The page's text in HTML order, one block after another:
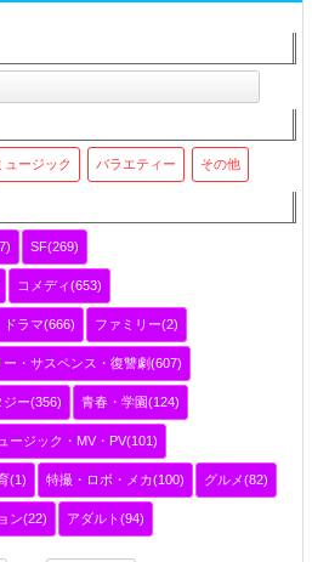
ュージック バラエティー その他
SF(269)
コメディ(653)
ドラマ(666) ファミリー(2)
ー・サスペンス・復讐劇(607)
ジー(356) 青春・学園(124)
ージック・MV・PV(101)
(1) 特撮・ロボ・メカ(100) グルメ(82)
ン(22) アダルト(94)